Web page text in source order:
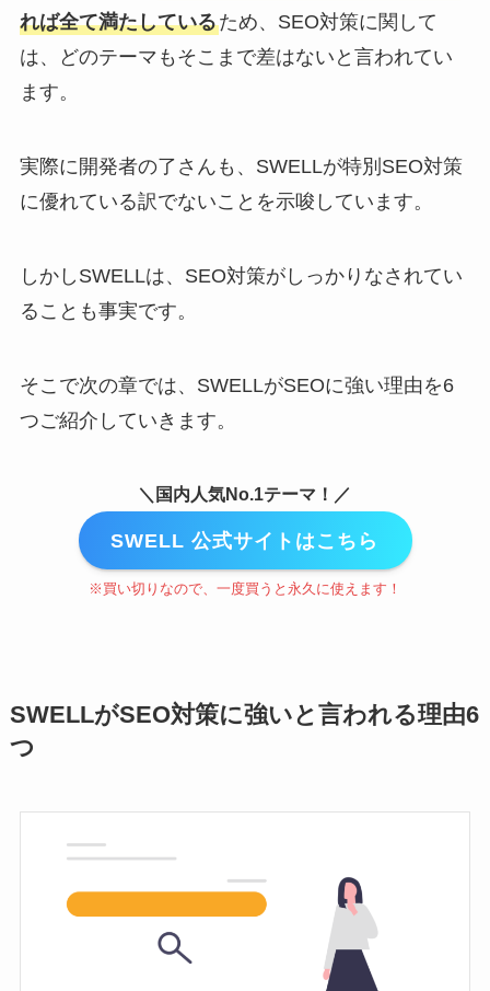
れば全て満たしているため、SEO対策に関して
は、どのテーマもそこまで差はないと言われてい
ます。
実際に開発者の了さんも、SWELLが特別SEO対策
に優れている訳でないことを示唆しています。
しかしSWELLは、SEO対策がしっかりなされてい
ることも事実です。
そこで次の章では、SWELLがSEOに強い理由を6
つご紹介していきます。
＼国内人気No.1テーマ！／
SWELL 公式サイトはこちら
※買い切りなので、一度買うと永久に使えます！
SWELLがSEO対策に強いと言われる理由6
つ